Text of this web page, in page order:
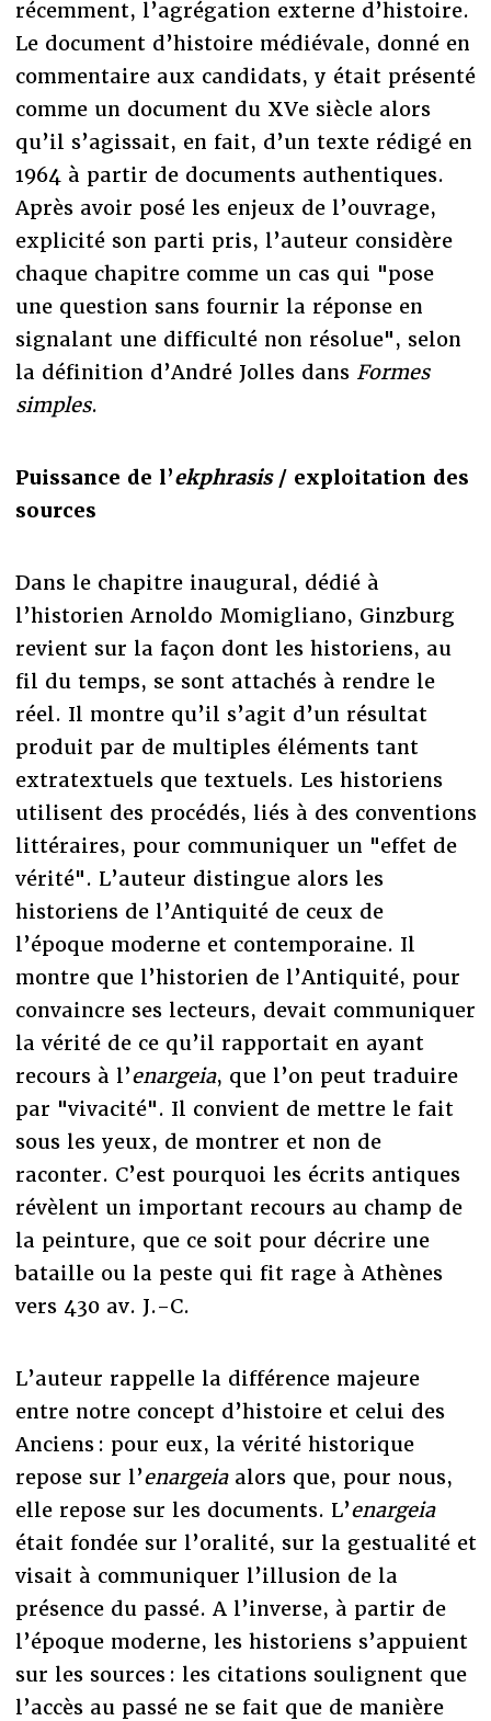
récemment, l’agrégation externe d’histoire.
Le document d’histoire médiévale, donné en
commentaire aux candidats, y était présenté
comme un document du XVe siècle alors
qu’il s’agissait, en fait, d’un texte rédigé en
1964 à partir de documents authentiques.
Après avoir posé les enjeux de l’ouvrage,
explicité son parti pris, l’auteur considère
chaque chapitre comme un cas qui "pose
une question sans fournir la réponse en
signalant une difficulté non résolue", selon
la définition d’André Jolles dans Formes
simples.
Puissance de l’ekphrasis / exploitation des
sources
Dans le chapitre inaugural, dédié à
l’historien Arnoldo Momigliano, Ginzburg
revient sur la façon dont les historiens, au
fil du temps, se sont attachés à rendre le
réel. Il montre qu’il s’agit d’un résultat
produit par de multiples éléments tant
extratextuels que textuels. Les historiens
utilisent des procédés, liés à des conventions
littéraires, pour communiquer un "effet de
vérité". L’auteur distingue alors les
historiens de l’Antiquité de ceux de
l’époque moderne et contemporaine. Il
montre que l’historien de l’Antiquité, pour
convaincre ses lecteurs, devait communiquer
la vérité de ce qu’il rapportait en ayant
recours à l’enargeia, que l’on peut traduire
par "vivacité". Il convient de mettre le fait
sous les yeux, de montrer et non de
raconter. C’est pourquoi les écrits antiques
révèlent un important recours au champ de
la peinture, que ce soit pour décrire une
bataille ou la peste qui fit rage à Athènes
vers 430 av. J.-C.
L’auteur rappelle la différence majeure
entre notre concept d’histoire et celui des
Anciens : pour eux, la vérité historique
repose sur l’enargeia alors que, pour nous,
elle repose sur les documents. L’enargeia
était fondée sur l’oralité, sur la gestualité et
visait à communiquer l’illusion de la
présence du passé. A l’inverse, à partir de
l’époque moderne, les historiens s’appuient
sur les sources : les citations soulignent que
l’accès au passé ne se fait que de manière